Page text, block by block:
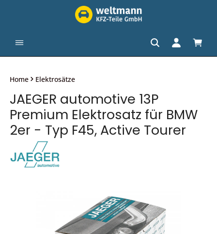
Home Elektrosätze
JAEGER automotive 13P
Premium Elektrosatz für BMW
2er - Typ F45, Active Tourer